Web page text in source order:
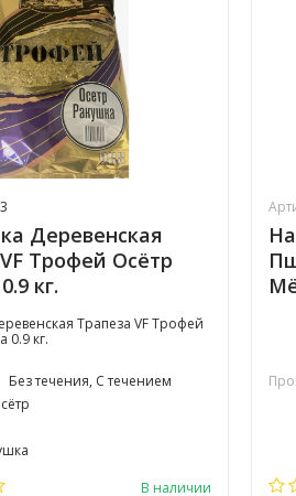
Деревенская
Трофей Осётр
кг.
Трапеза VF Трофей
0.9 кг.
Без течения, С течением
В наличии